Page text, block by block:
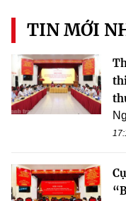
TIN MỚI